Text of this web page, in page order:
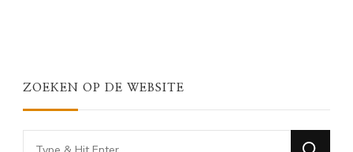
ZOEKEN OP DE WEBSITE
Looking